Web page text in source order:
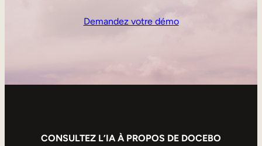
Demandez votre démo
CONSULTEZ L’IA À PROPOS DE DOCEBO